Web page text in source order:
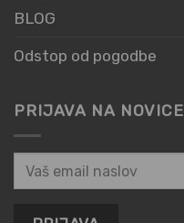
BLOG
Odstop od pogodbe
PRIJAVA NA NOVICE